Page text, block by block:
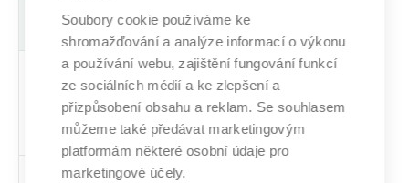
Controlling cs 4 Povinný PZ
Konsolidace
Soubory cookie používáme ke
shromažďování a analýze informací o výkonu
a používání webu, zajištění fungování funkcí
ze sociálních médií a ke zlepšení a
přizpůsobení obsahu a reklam. Se souhlasem
můžeme také předávat marketingovým
platformám některé osobní údaje pro
marketingové účely.